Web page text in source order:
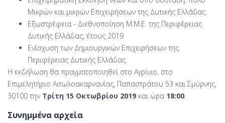
Μικρών και μικρών Επιχειρήσεων της Δυτικής Ελλάδας
Εξωστρέφεια - Διεθνοποίηση Μ.Μ.Ε. της Περιφέρειας
Δυτικής Ελλάδας, έτους 2019
Ενίσχυση των Δημιουργικών Επιχειρήσεων της
Περιφέρειας Δυτικής Ελλάδας
Η εκδήλωση θα πραγματοποιηθεί στο Αγρίνιο, στο
Επιμελητήριο Αιτωλοακαρνανίας, Παπαστράτου 53 και Σμύρνης,
30100 την Τρίτη 15 Οκτωβρίου 2019 και ώρα 18:00
Συνημμένα αρχεία